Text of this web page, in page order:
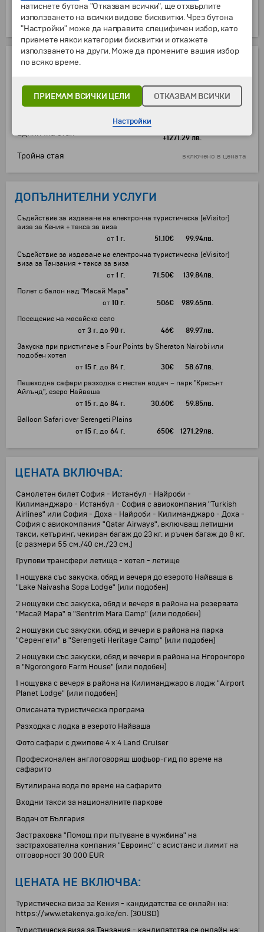
на Терминал 2 на летище "Васил Левски" в
София.
НАСТАНЯВАНЕ
Двойна стая със спалня включено в цената
Единична стая
+1271.29 лв.
Тройна стая включено в цената
ДОПЪЛНИТЕЛНИ УСЛУГИ
Съдействие за издаване на електронна туристическа (eVisitor)
виза за Кения + такса за виза
от 1 г. 51.10€ 99.94лв.
Съдействие за издаване на електронна туристическа (eVisitor)
виза за Танзания + такса за виза
от 1 г. 71.50€ 139.84лв.
Полет с балон над "Масай Мара"
от 10 г. 506€ 989.65лв.
Посещение на масайско село
от 3 г.до 90 г. 46€ 89.97лв.
Закуска при пристигане в Four Points by Sheraton Nairobi или
подобен хотел
от 15 г.до 84 г. 30€ 58.67лв.
Пешеходна сафари разходка с местен водач – парк "Кресънт
Айлънд", езеро Найваша
от 15 г.до 84 г. 30.60€ 59.85лв.
Balloon Safari over Serengeti Plains
от 15 г.до 64 г. 650€ 1271.29лв.
ЦЕНАТА ВКЛЮЧВА:
Самолетен билет София - Истанбул - Найроби -
Килиманджаро - Истанбул - София с авиокомпания "Turkish
Airlines" или София - Доха - Найроби - Килиманджаро - Доха -
София с авиокомпания "Qatar Airways", включващ летищни
такси, кетъринг, чекиран багаж до 23 кг. и ръчен багаж до 8 кг.
(с размери 55 см./40 см./23 см.)
Групови трансфери летище - хотел - летище
1 нощувка със закуска, обяд и вечеря до езерото Найваша в
"Lake Naivasha Sopa Lodge" (или подобен)
2 нощувки със закуска, обяд и вечеря в района на резервата
"Масай Мара" в "Sentrim Mara Camp" (или подобен)
2 нощувки със закуски, обяд и вечери в района на парка
"Серенгети" в "Serengeti Heritage Camp" (или подобен)
2 нощувки със закуски, обяд и вечери в района на Нгоронгоро
в "Ngorongoro Farm House" (или подобен)
1 нощувка с вечеря в района на Килиманджаро в лодж "Airport
Planet Lodge" (или подобен)
Описаната туристическа програма
Разходка с лодка в езерото Найваша
Фото сафари с джипове 4 x 4 Land Cruiser
Професионален англоговорящ шофьор-гид по време на
сафарито
Бутилирана вода по време на сафарито
Входни такси за националните паркове
Водач от България
Застраховка "Помощ при пътуване в чужбина" на
застрахователна компания "Евроинс" с асистанс и лимит на
отговорност 30 000 EUR
ЦЕНАТА НЕ ВКЛЮЧВА:
Туристическа виза за Кения - кандидатства се онлайн на:
https://www.etakenya.go.ke/en. (30USD)
натиснете бутона "Отказвам всички", ще отхвърлите
използването на всички видове бисквитки. Чрез бутона
"Настройки" може да направите специфичен избор, като
приемете някои категории бисквитки и откажете
използването на други. Може да промените вашия избор
по всяко време.
ПРИЕМАМ ВСИЧКИ ЦЕЛИ ОТКАЗВАМ ВСИЧКИ
Настройки